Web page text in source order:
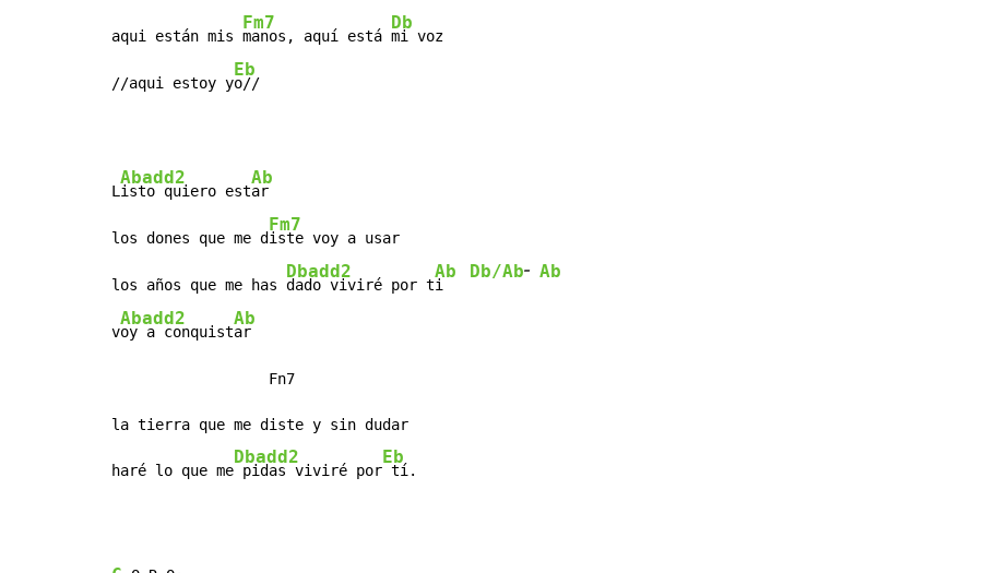
aqui están mis
Fm7
manos, aquí está
Db
mi voz
//aqui estoy y
Eb
o//
L
Abadd2
isto quiero est
Ab
ar
los dones que me d
Fm7
iste voy a usar
los años que me has
Dbadd2
dado viviré por t
Ab
i
Db/Ab- Ab
v
Abadd2
oy a conquist
Ab
ar
                  Fn7
la tierra que me diste y sin dudar
haré lo que me
Dbadd2
pidas viviré por
Eb
tí.